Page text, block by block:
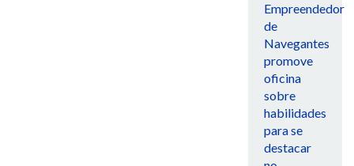
Empreendedor
de
Navegantes
promove
oficina
sobre
habilidades
para se
destacar